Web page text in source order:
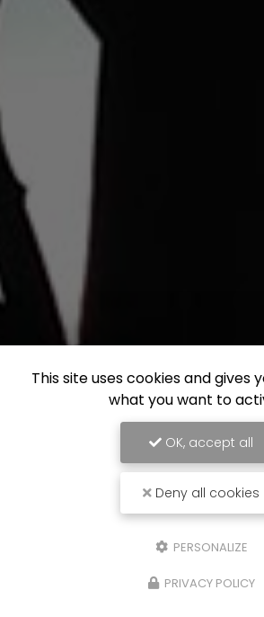
This site uses cookies and gives
what you want to
OK, accept all
Deny all cookies
PERSONALIZE
PRIVACY POLICY